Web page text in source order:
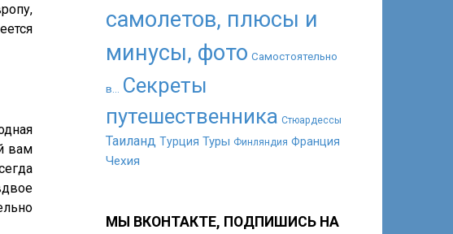
вам
самолетов, плюсы и
минусы, фото Самостоятельно
в... Секреты
путешественника Стюардессы
Таиланд Турция Туры Финляндия Франция
Чехия
МЫ ВКОНТАКТЕ, ПОДПИШИСЬ НА